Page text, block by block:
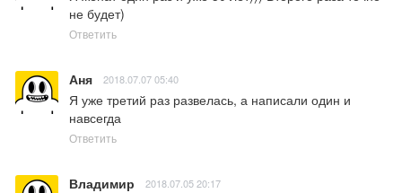
не будет)
Ответить
Аня 2018.07.07 05:40
Я уже третий раз развелась, а написали один и
навсегда
Ответить
Владимир 2018.07.05 20:17